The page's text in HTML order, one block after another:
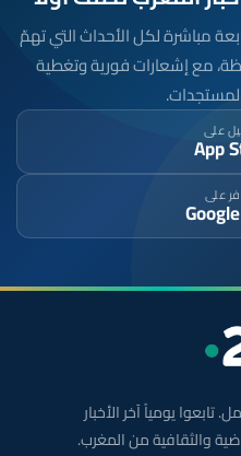
يوفّر لكم متابعة مباشرة لكل الأحداث التي تهمّ
مع إشعارات فورية وتغطية
على
App
على
يومياً آخر الأخبار
والثقافية من المغرب.